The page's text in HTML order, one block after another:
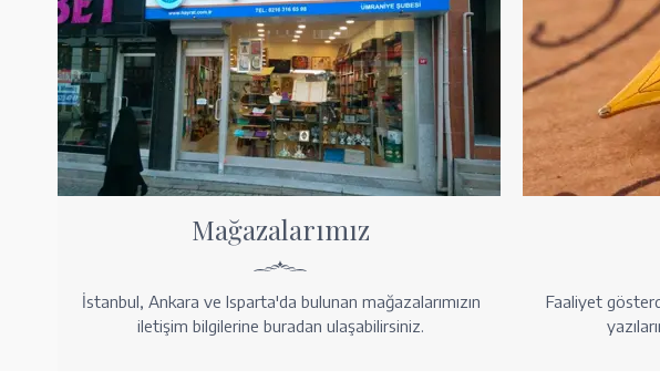
Mağazalarımız
İstanbul, Ankara ve Isparta'da bulunan mağazalarımızın
iletişim bilgilerine buradan ulaşabilirsiniz.
Faaliyet